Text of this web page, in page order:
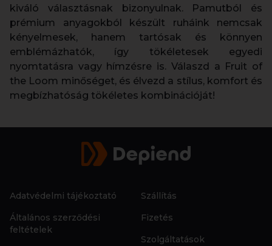
kiváló választásnak bizonyulnak. Pamutból és
prémium anyagokból készült ruháink nemcsak
kényelmesek, hanem tartósak és könnyen
emblémázhatók, így tökéletesek egyedi
nyomtatásra vagy hímzésre is. Válaszd a Fruit of
the Loom minőséget, és élvezd a stílus, komfort és
megbízhatóság tökéletes kombinációját!
Adatvédelmi tájékoztató
Általános szerződési
feltételek
Szállítás
Fizetés
Szolgáltatások